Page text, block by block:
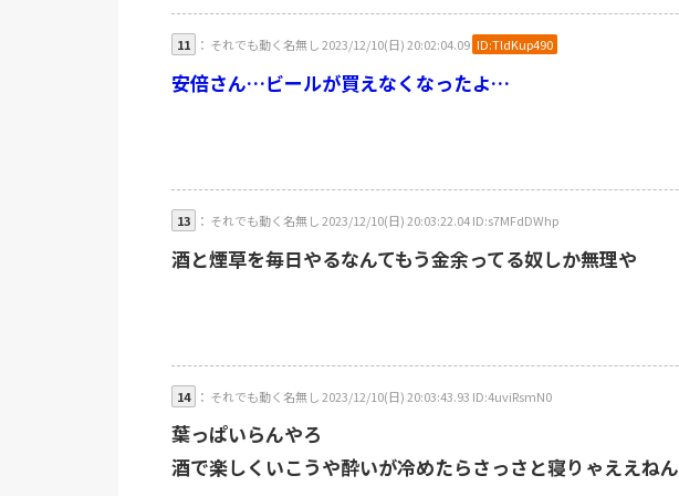
11 ： それでも動く名無し 2023/12/10(日) 20:02:04.09 ID:TldKup490
安倍さん…ビールが買えなくなったよ…
13 ： それでも動く名無し 2023/12/10(日) 20:03:22.04 ID:s7MFdDWhp
酒と煙草を毎日やるなんてもう金余ってる奴しか無理や
14 ： それでも動く名無し 2023/12/10(日) 20:03:43.93 ID:4uviRsmN0
葉っぱいらんやろ
酒で楽しくいこうや酔いが冷めたらさっさと寝りゃええねん